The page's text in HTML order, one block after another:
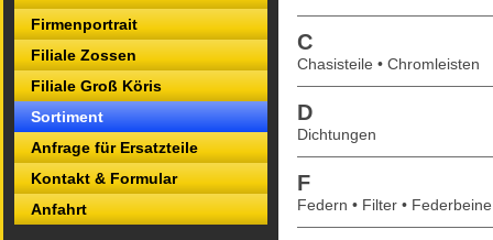
Firmenportrait
Filiale Zossen
Filiale Groß Köris
Sortiment
Anfrage für Ersatzteile
Kontakt & Formular
Anfahrt
C
Chasisteile • Chromleisten
D
Dichtungen
F
Federn • Filter • Federbeine